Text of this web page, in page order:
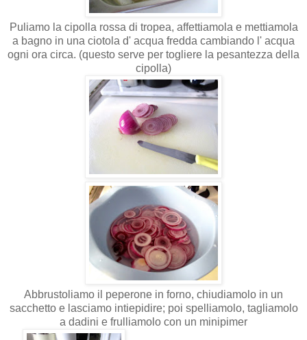
Puliamo la cipolla rossa di tropea, affettiamola e mettiamola
a bagno in una ciotola d' acqua fredda cambiando l' acqua
ogni ora circa. (questo serve per togliere la pesantezza della
cipolla)
Abbrustoliamo il peperone in forno, chiudiamolo in un
sacchetto e lasciamo intiepidire; poi spelliamolo, tagliamolo
a dadini e frulliamolo con un minipimer